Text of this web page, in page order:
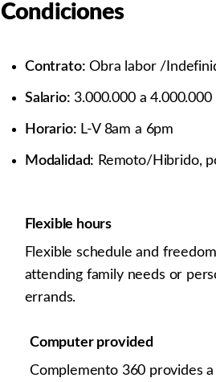
Condiciones
Contrato: Obra labor /
Salario: 3.000.000 a 4.000.000
Horario: L-V 8am a 6pm
Modalidad: Remoto/Hibrido,
Flexible hours
Flexible schedule and
attending family needs or
errands.
Computer provided
Complemento 360 provides